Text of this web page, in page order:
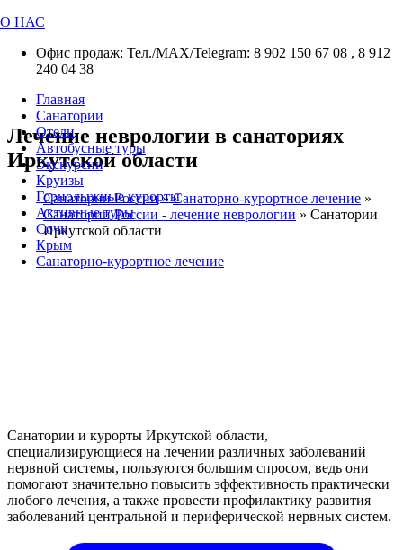
О НАС
Офис продаж: Тел./МАХ/Telegram: 8 902 150 67 08 , 8 912
240 04 38
Главная
Санатории
Отели
Автобусные туры
Экскурсии
Круизы
Горнолыжные курорты
Активные туры
Сочи
Крым
Санаторно-курортное лечение
Лечение неврологии в санаториях
Иркутской области
Санатории России»Санаторно-курортное лечение »
Санатории России - лечение неврологии » Санатории
Иркутской области
Санатории и курорты Иркутской области,
специализирующиеся на лечении различных заболеваний
нервной системы, пользуются большим спросом, ведь они
помогают значительно повысить эффективность практически
любого лечения, а также провести профилактику развития
заболеваний центральной и периферической нервных систем.